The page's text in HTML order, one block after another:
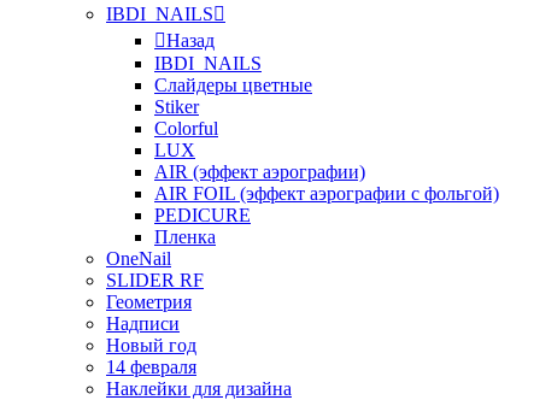
IBDI_NAILS
Назад
IBDI_NAILS
Слайдеры цветные
Stiker
Colorful
LUX
AIR (эффект аэрографии)
AIR FOIL (эффект аэрографии с фольгой)
PEDICURE
Пленка
OneNail
SLIDER RF
Геометрия
Надписи
Новый год
14 февраля
Наклейки для дизайна